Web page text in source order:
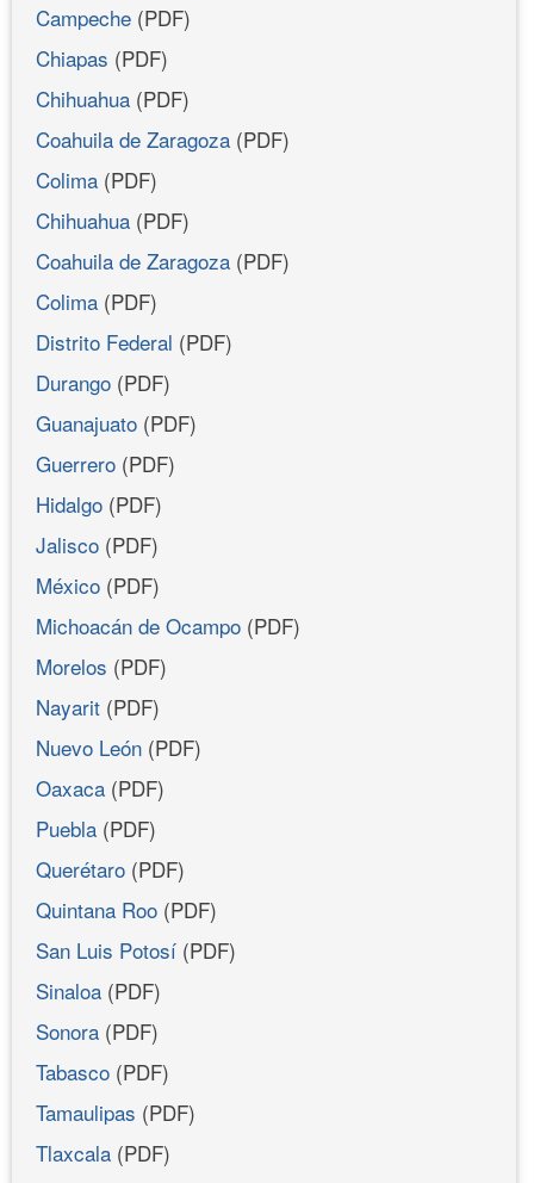
Campeche (PDF)
Chiapas (PDF)
Chihuahua (PDF)
Coahuila de Zaragoza (PDF)
Colima (PDF)
Chihuahua (PDF)
Coahuila de Zaragoza (PDF)
Colima (PDF)
Distrito Federal (PDF)
Durango (PDF)
Guanajuato (PDF)
Guerrero (PDF)
Hidalgo (PDF)
Jalisco (PDF)
México (PDF)
Michoacán de Ocampo (PDF)
Morelos (PDF)
Nayarit (PDF)
Nuevo León (PDF)
Oaxaca (PDF)
Puebla (PDF)
Querétaro (PDF)
Quintana Roo (PDF)
San Luis Potosí (PDF)
Sinaloa (PDF)
Sonora (PDF)
Tabasco (PDF)
Tamaulipas (PDF)
Tlaxcala (PDF)